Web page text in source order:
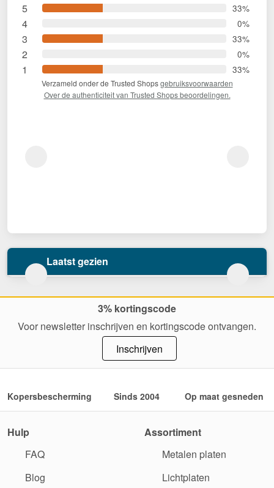
5 33%
4 0%
3 33%
2 0%
1 33%
Verzameld onder de Trusted Shopsgebruiksvoorwaarden
Over de authenticiteit van Trusted Shops beoordelingen.
Laatst gezien
3% kortingscode
Voor newsletter inschrijven en kortingscode ontvangen.
Inschrijven
Kopersbescherming Sinds 2004 Op maat gesneden
Hulp
FAQ
Blog
Assortiment
Metalen platen
Lichtplaten